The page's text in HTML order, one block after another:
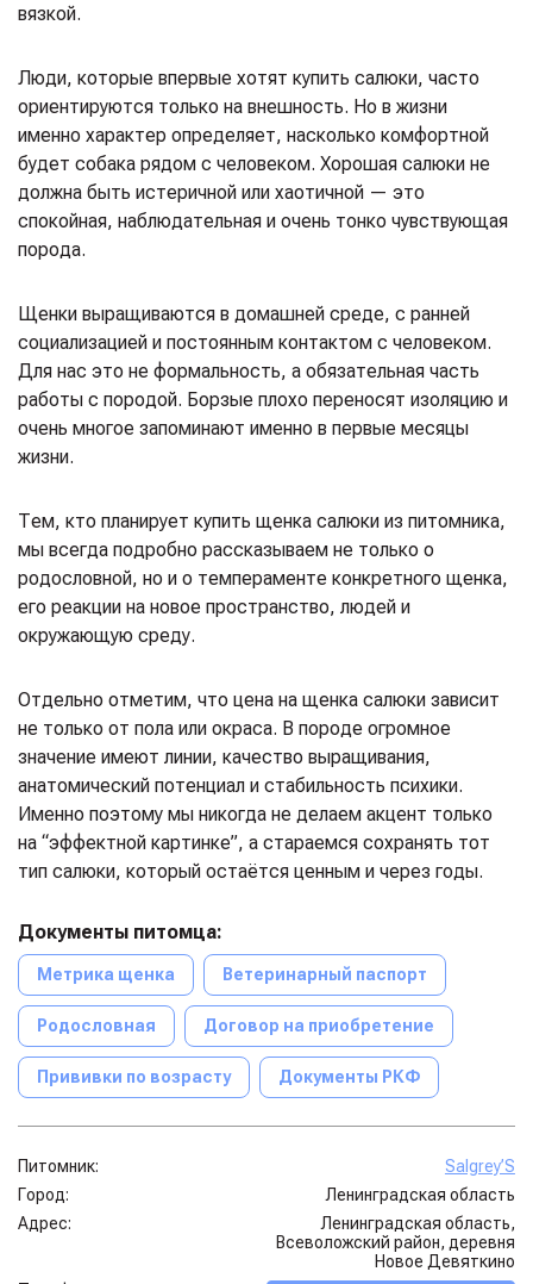
вязкой.
Люди, которые впервые хотят купить салюки, часто
ориентируются только на внешность. Но в жизни
именно характер определяет, насколько комфортной
будет собака рядом с человеком. Хорошая салюки не
должна быть истеричной или хаотичной — это
спокойная, наблюдательная и очень тонко чувствующая
порода.
Щенки выращиваются в домашней среде, с ранней
социализацией и постоянным контактом с человеком.
Для нас это не формальность, а обязательная часть
работы с породой. Борзые плохо переносят изоляцию и
очень многое запоминают именно в первые месяцы
жизни.
Тем, кто планирует купить щенка салюки из питомника,
мы всегда подробно рассказываем не только о
родословной, но и о темпераменте конкретного щенка,
его реакции на новое пространство, людей и
окружающую среду.
Отдельно отметим, что цена на щенка салюки зависит
не только от пола или окраса. В породе огромное
значение имеют линии, качество выращивания,
анатомический потенциал и стабильность психики.
Именно поэтому мы никогда не делаем акцент только
на “эффектной картинке”, а стараемся сохранять тот
тип салюки, который остаётся ценным и через годы.
Документы питомца:
Метрика щенка Ветеринарный паспорт
Родословная Договор на приобретение
Прививки по возрасту Документы РКФ
Питомник:
Salgrey’S
Город:
Ленинградская область
Адрес:
Ленинградская область,
Всеволожский район, деревня
Новое Девяткино